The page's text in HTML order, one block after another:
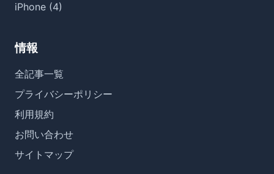
iPhone (4)
情報
全記事一覧
プライバシーポリシー
利用規約
お問い合わせ
サイトマップ